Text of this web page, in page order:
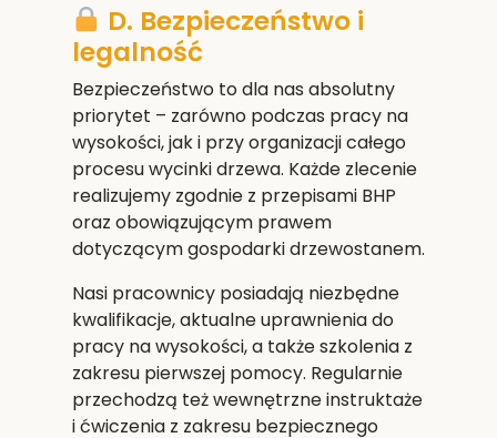
D. Bezpieczeństwo i
legalność
Bezpieczeństwo to dla nas absolutny
priorytet – zarówno podczas pracy na
wysokości, jak i przy organizacji całego
procesu wycinki drzewa. Każde zlecenie
realizujemy zgodnie z przepisami BHP
oraz obowiązującym prawem
dotyczącym gospodarki drzewostanem.
Nasi pracownicy posiadają niezbędne
kwalifikacje, aktualne uprawnienia do
pracy na wysokości, a także szkolenia z
zakresu pierwszej pomocy. Regularnie
przechodzą też wewnętrzne instruktaże
i ćwiczenia z zakresu bezpiecznego